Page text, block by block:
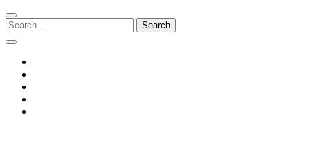
Skip
to
navigation
Skip
to
content
Search
for: